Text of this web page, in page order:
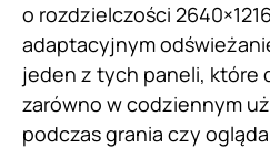
o rozdzielczości
adaptacyjnym
jeden z tych paneli, które
zarówno w codziennym
podczas grania czy